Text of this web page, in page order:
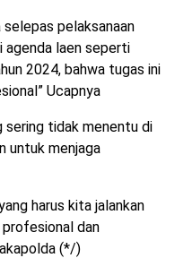
selepas pelaksanaan
agenda laen seperti
2024, bahwa tugas ini
Ucapnya
sering tidak menentu di
untuk menjaga
harus kita jalankan
dan
(*/)